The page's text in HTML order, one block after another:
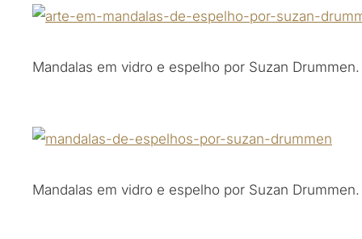
Mandalas em vidro e espelho por Suzan Drummen.
Mandalas em vidro e espelho por Suzan Drummen.